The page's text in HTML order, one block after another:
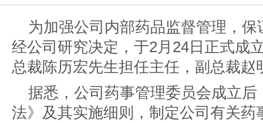
为加强公司内部药品监督管理，
经公司研究决定，于2月24日正式成
总裁陈历宏先生担任主任，副总裁
据悉，公司药事管理委员会成立
法》及其实施细则，制定公司有关